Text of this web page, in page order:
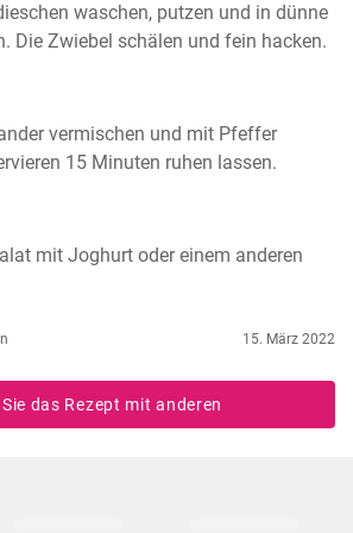
waschen, putzen und in dünne
Die Zwiebel schälen und fein hacken.
vermischen und mit Pfeffer
15 Minuten ruhen lassen.
mit Joghurt oder einem anderen
15. März 2022
das Rezept mit anderen